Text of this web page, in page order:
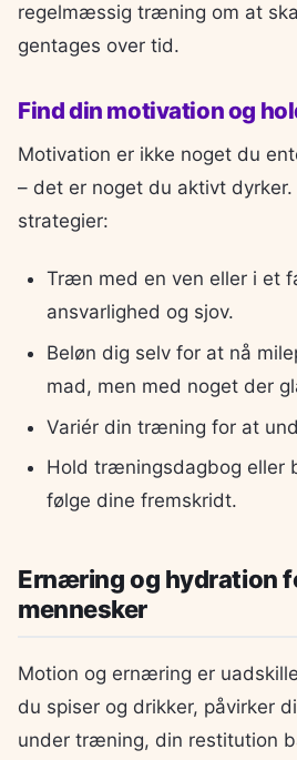
regelmæssig træning om at
gentages over tid.
Find din motivation og
Motivation er ikke noget du
– det er noget du aktivt dyrker.
strategier:
Træn med en ven eller i et
ansvarlighed og sjov.
Beløn dig selv for at nå
mad, men med noget der
Variér din træning for at
Hold træningsdagbog eller
følge dine fremskridt.
Ernæring og hydration
mennesker
Motion og ernæring er
du spiser og drikker, påvirker
under træning, din restitution